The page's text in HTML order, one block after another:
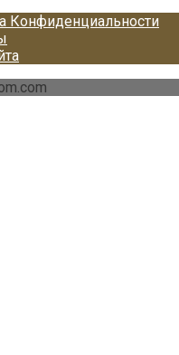
Конфиденциальности